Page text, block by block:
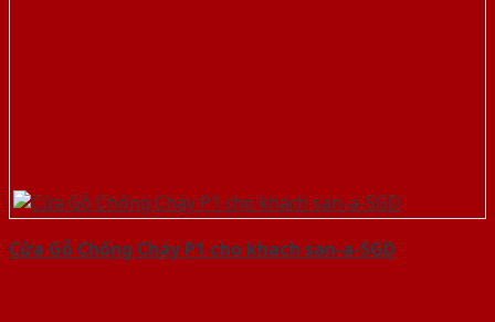
Cửa Gỗ Chống Cháy P1 cho khach san-a-SGD